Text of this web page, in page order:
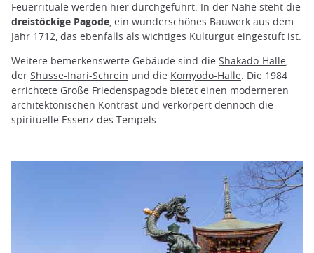
Feuerrituale werden hier durchgeführt. In der Nähe steht die
dreistöckige Pagode , ein wunderschönes Bauwerk aus dem
Jahr 1712, das ebenfalls als wichtiges Kulturgut eingestuft ist.
Weitere bemerkenswerte Gebäude sind die Shakado-Halle,
der Shusse-Inari-Schrein und die Komyodo-Halle. Die 1984
errichtete Große Friedenspagode bietet einen moderneren
architektonischen Kontrast und verkörpert dennoch die
spirituelle Essenz des Tempels.